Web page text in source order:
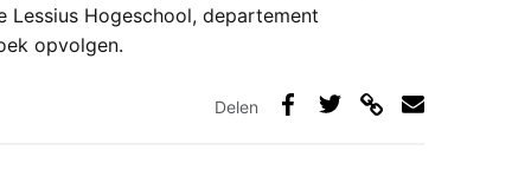
Lessius Hogeschool, departement
opvolgen.
Delen